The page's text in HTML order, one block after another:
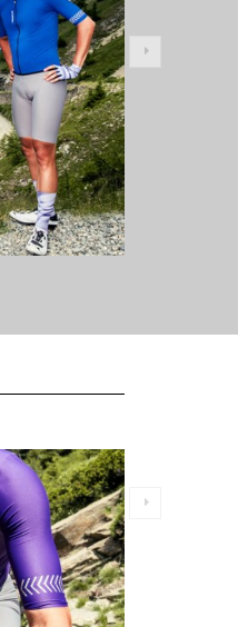
READ MORE